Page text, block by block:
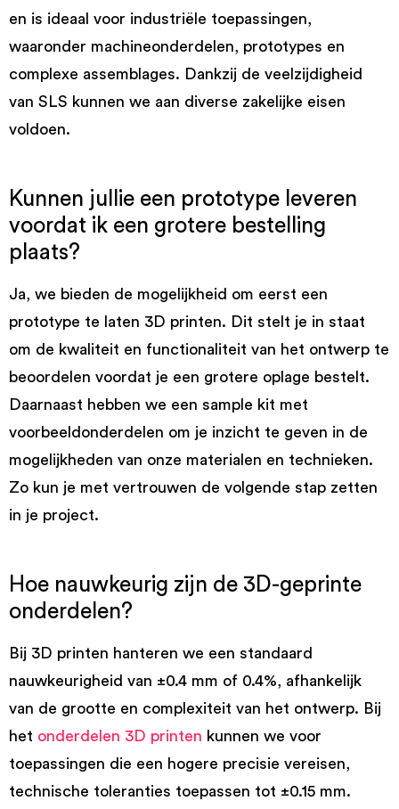
en is ideaal voor industriële toepassingen,
waaronder machineonderdelen, prototypes en
complexe assemblages. Dankzij de veelzijdigheid
van SLS kunnen we aan diverse zakelijke eisen
voldoen.
Kunnen jullie een prototype leveren
voordat ik een grotere bestelling
plaats?
Ja, we bieden de mogelijkheid om eerst een
prototype te laten 3D printen. Dit stelt je in staat
om de kwaliteit en functionaliteit van het ontwerp te
beoordelen voordat je een grotere oplage bestelt.
Daarnaast hebben we een sample kit met
voorbeeldonderdelen om je inzicht te geven in de
mogelijkheden van onze materialen en technieken.
Zo kun je met vertrouwen de volgende stap zetten
in je project.
Hoe nauwkeurig zijn de 3D-geprinte
onderdelen?
Bij 3D printen hanteren we een standaard
nauwkeurigheid van ±0.4 mm of 0.4%, afhankelijk
van de grootte en complexiteit van het ontwerp. Bij
het onderdelen 3D printen kunnen we voor
toepassingen die een hogere precisie vereisen,
technische toleranties toepassen tot ±0.15 mm.